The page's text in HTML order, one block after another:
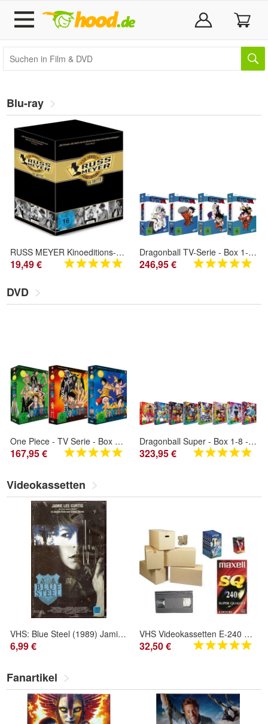
Blu-ray
RUSS MEYER Kinoeditions-box-die DRITTE Limitierte Edition MIT Kultige 5 DVD NEU
19,49 €
Dragonball TV-Serie - Box 1-4 - Episoden 1-101 - Blu-Ray - NEU
246,95 €
DVD
One Piece - TV Serie - Box 13-15 - Episoden 391-489 - DVD - NEU
167,95 €
Dragonball Super - Box 1-8 - Episoden 1-131 - DVD - NEU
323,95 €
Videokassetten
VHS: Blue Steel (1989) Jamie Lee Curtis - Oliver Stone - Neu + OVP
6,99 €
VHS Videokassetten E-240 Maxwell, BASF, . TDK... neu o. einmal bespielt! Top Preis!
32,50 €
Fanartikel